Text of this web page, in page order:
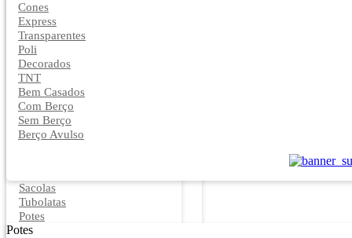
Cones
Express
Transparentes
Poli
Decorados
TNT
Bem Casados
Com Berço
Sem Berço
Berço Avulso
Sacolas
Tubolatas
Potes
Potes